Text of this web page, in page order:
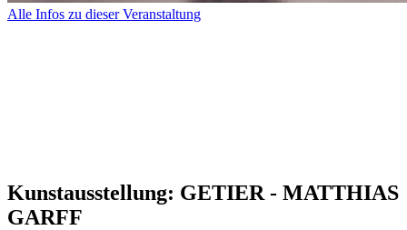
Alle Infos zu dieser Veranstaltung
Kunstausstellung: GETIER - MATTHIAS
GARFF